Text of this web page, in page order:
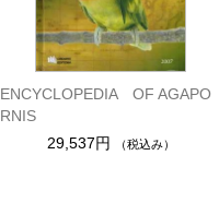
ENCYCLOPEDIA OF AGAPO
RNIS
29,537円
（税込み）